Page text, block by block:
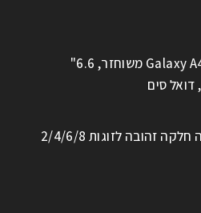
סמסונג Galaxy A42 5G משוחזר, 6.6"
טבעת נירוסטה חלקה זהובה לזוגות 2/4/6/8